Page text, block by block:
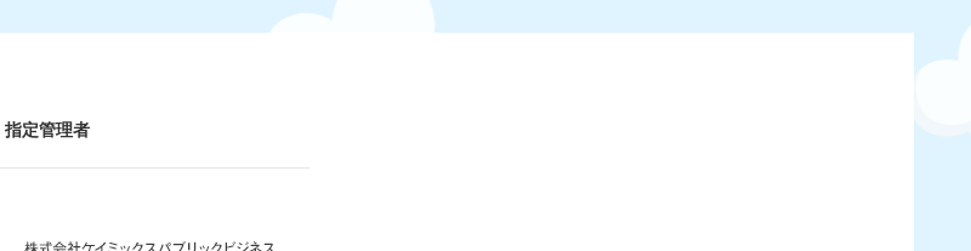
指定管理者